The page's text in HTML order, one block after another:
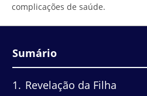
complicações de saúde.
Sumário
1
Revelação da Filha